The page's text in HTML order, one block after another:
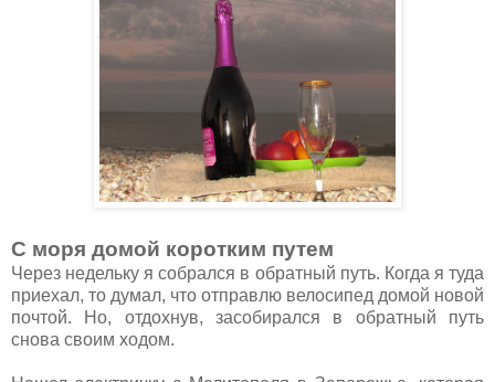
С моря домой коротким путем
Через недельку я собрался в обратный путь. Когда я туда
приехал, то думал, что отправлю велосипед домой новой
почтой. Но, отдохнув, засобирался в обратный путь
снова своим ходом.